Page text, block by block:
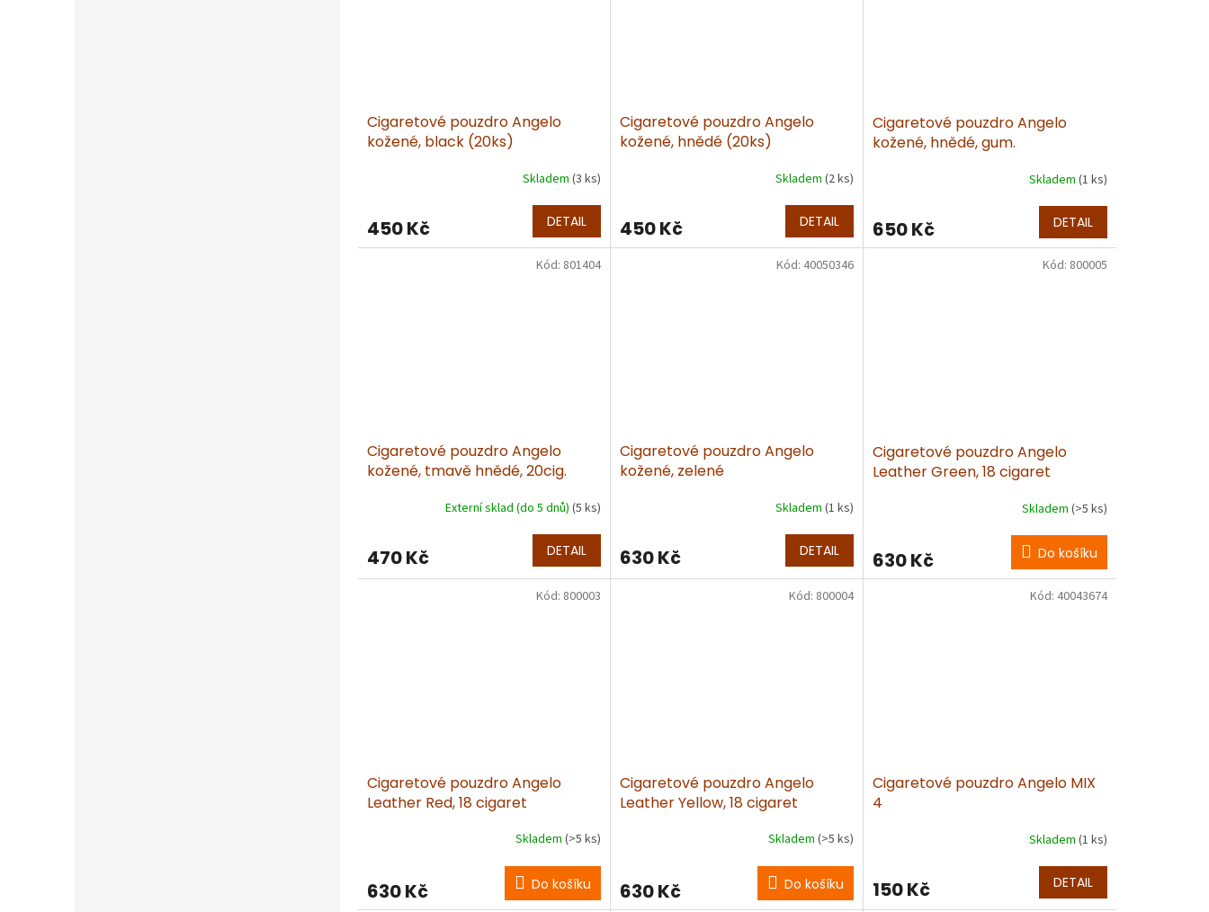
Cigaretové pouzdro Angelo
kožené, black (20ks)
Skladem (3 ks)
450 Kč DETAIL
Cigaretové pouzdro Angelo
kožené, hnědé (20ks)
Skladem (2 ks)
450 Kč DETAIL
Cigaretové pouzdro Angelo
kožené, hnědé, gum.
Skladem (1 ks)
650 Kč DETAIL
Cigaretové pouzdro Angelo
kožené, tmavě hnědé, 20cig.
Externí sklad (do 5 dnů) (5 ks)
470 Kč DETAIL
Kód: 801404
Cigaretové pouzdro Angelo
kožené, zelené
Skladem (1 ks)
630 Kč DETAIL
Kód: 40050346
Cigaretové pouzdro Angelo
Leather Green, 18 cigaret
Skladem (>5 ks)
630 Kč Do košíku
Kód: 800005
Cigaretové pouzdro Angelo
Leather Red, 18 cigaret
Skladem (>5 ks)
630 Kč Do košíku
Kód: 800003
Cigaretové pouzdro Angelo
Leather Yellow, 18 cigaret
Skladem (>5 ks)
630 Kč Do košíku
Kód: 800004
Cigaretové pouzdro Angelo MIX
4
Skladem (1 ks)
150 Kč DETAIL
Kód: 40043674